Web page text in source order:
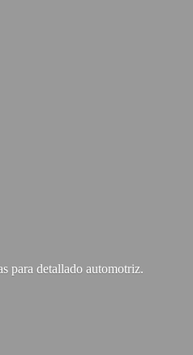
para detallado automotriz.